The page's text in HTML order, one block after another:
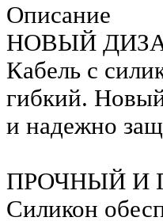
Описание
НОВЫЙ
Кабель с
гибкий.
и надежно
ПРОЧНЫЙ И
Силикон